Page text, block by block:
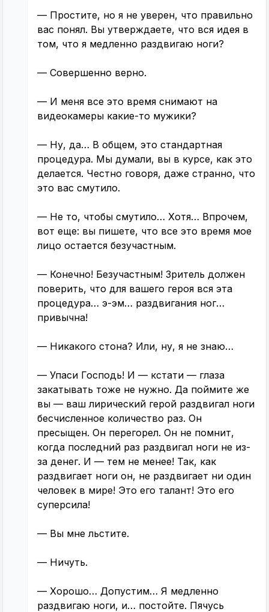
— Простите, но я не уверен, что правильно
вас понял. Вы утверждаете, что вся идея в
том, что я медленно раздвигаю ноги?
— Совершенно верно.
— И меня все это время снимают на
видеокамеры какие-то мужики?
— Ну, да… В общем, это стандартная
процедура. Мы думали, вы в курсе, как это
делается. Честно говоря, даже странно, что
это вас смутило.
— Не то, чтобы смутило… Хотя… Впрочем,
вот еще: вы пишете, что все это время мое
лицо остается безучастным.
— Конечно! Безучастным! Зритель должен
поверить, что для вашего героя вся эта
процедура… э-эм… раздвигания ног…
привычна!
— Никакого стона? Или, ну, я не знаю…
— Упаси Господь! И — кстати — глаза
закатывать тоже не нужно. Да поймите же
вы — ваш лирический герой раздвигал ноги
бесчисленное количество раз. Он
пресыщен. Он перегорел. Он не помнит,
когда последний раз раздвигал ноги не из-
за денег. И — тем не менее! Так, как
раздвигает ноги он, не раздвигает ни один
человек в мире! Это его талант! Это его
суперсила!
— Вы мне льстите.
— Ничуть.
— Хорошо… Допустим… Я медленно
раздвигаю ноги, и… постойте. Пячусь